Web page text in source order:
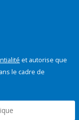
et autorise que
le cadre de